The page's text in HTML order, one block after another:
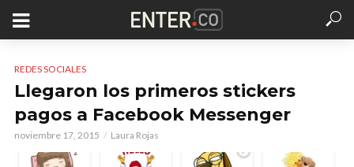
REDES SOCIALES
Llegaron los primeros stickers
pagos a Facebook Messenger
noviembre 17, 2015 Laura Rojas